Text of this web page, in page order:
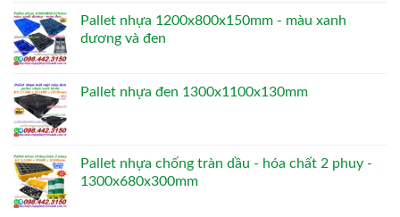
Pallet nhựa 1200x800x150mm - màu xanh
dương và đen
Pallet nhựa đen 1300x1100x130mm
Pallet nhựa chống tràn dầu - hóa chất 2 phuy -
1300x680x300mm